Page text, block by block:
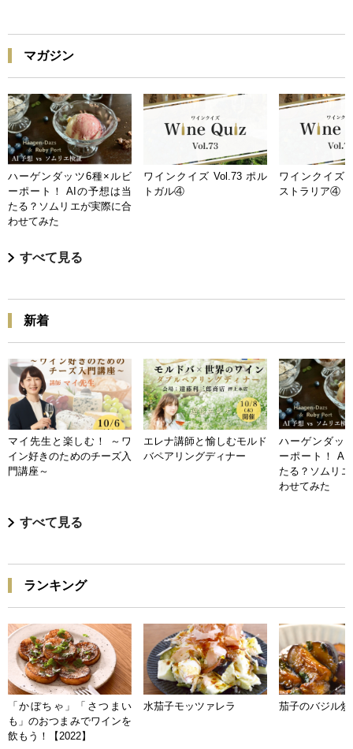
マガジン
ハーゲンダッツ6種×ルビ
ーポート！ AIの予想は当
たる？ソムリエが実際に合
わせてみた
ワインクイズ Vol.73 ポル
トガル④
ワインクイズ
ストラリア④
すべて見る
新着
マイ先生と楽しむ！ ～ワ
イン好きのためのチーズ入
門講座～
エレナ講師と愉しむモルド
バペアリングディナー
ハーゲンダッ
ーポート！ AI
たる？ソムリ
わせてみた
すべて見る
ランキング
「かぼちゃ」「さつまい
も」のおつまみでワインを
飲もう！【2022】
水茄子モッツァレラ 茄子のバジル炒